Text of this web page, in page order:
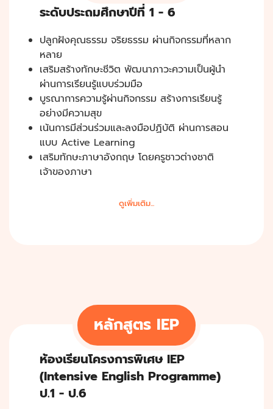
ระดับประถมศึกษาปีที่ 1 - 6
ปลูกฝังคุณธรรม จริยธรรม ผ่านกิจกรรมที่หลาก
หลาย
เสริมสร้างทักษะชีวิต พัฒนาภาวะความเป็นผู้นำ
ผ่านการเรียนรู้แบบร่วมมือ
บูรณาการความรู้ผ่านกิจกรรม สร้างการเรียนรู้
อย่างมีความสุข
เน้นการมีส่วนร่วมและลงมือปฏิบัติ ผ่านการสอน
แบบ Active Learning
เสริมทักษะภาษาอังกฤษ โดยครูชาวต่างชาติ
เจ้าของภาษา
ดูเพิ่มเติม...
หลักสูตร IEP
ห้องเรียนโครงการพิเศษ IEP
(Intensive English Programme)
ป.1 - ป.6